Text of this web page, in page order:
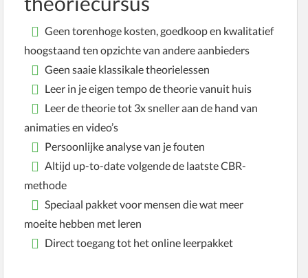
Geen torenhoge kosten, goedkoop en kwalitatief
hoogstaand ten opzichte van andere aanbieders
Geen saaie klassikale theorielessen
Leer in je eigen tempo de theorie vanuit huis
Leer de theorie tot 3x sneller aan de hand van
animaties en video’s
Persoonlijke analyse van je fouten
Altijd up-to-date volgende de laatste CBR-
methode
Speciaal pakket voor mensen die wat meer
moeite hebben met leren
Direct toegang tot het online leerpakket